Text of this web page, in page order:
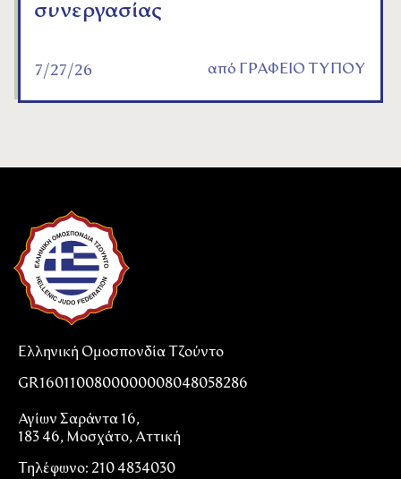
συνεργασίας
7/27/26 από ΓΡΑΦΕΙΟ ΤΥΠΟΥ
Ελληνική Ομοσπονδία Τζούντο
GR1601100800000008048058286
Αγίων Σαράντα 16,
183 46, Μοσχάτο, Αττική
Τηλέφωνο: 210 4834030